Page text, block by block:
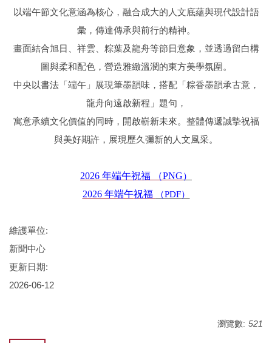
以端午節文化意涵為核心，融合成大的人文底蘊與現代設計語
彙，傳達傳承與前行的精神。
畫面結合旭日、祥雲、粽葉及龍舟等節日意象，並透過留白構
圖與柔和配色，營造雅緻溫潤的東方美學氛圍。
中央以書法「端午」展現筆墨韻味，搭配「粽香墨韻承古意，
龍舟向遠啟新程」題句，
寓意承續文化價值的同時，開啟嶄新未來。整體傳遞誠摯祝福
與美好期許，展現歷久彌新的人文風采。
2026 年端午祝福 （PNG）
2026 年端午祝福 （PDF）
維護單位:
新聞中心
更新日期:
2026-06-12
瀏覽數: 521